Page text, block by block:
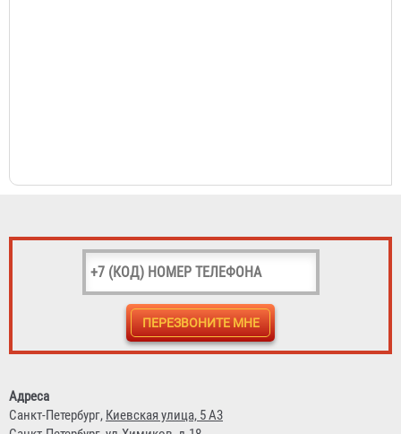
Адреса
Санкт-Петербург, Киевская улица, 5 А3